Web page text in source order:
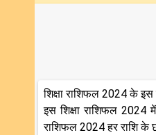
शिक्षा राशिफल 2024 के
इस शिक्षा राशिफल
राशिफल 2024 हर राशि के